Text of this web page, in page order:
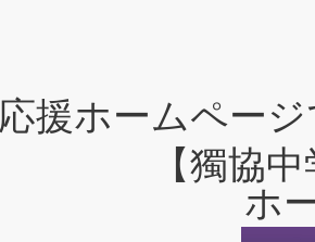
応援ホームペー
【獨協
ホ